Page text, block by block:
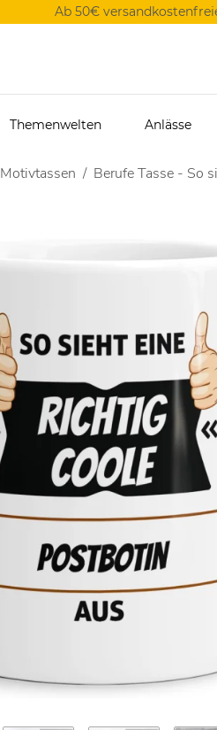
Ab 50€
Themenwelten Anlässe
Motivtassen Berufe Tasse - So